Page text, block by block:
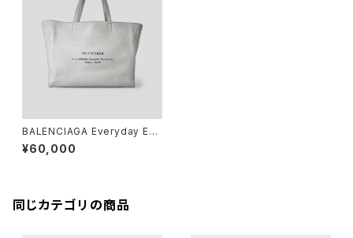
BALENCIAGA Everyday Eas
t-west Tote Grey
¥60,000
同じカテゴリの商品